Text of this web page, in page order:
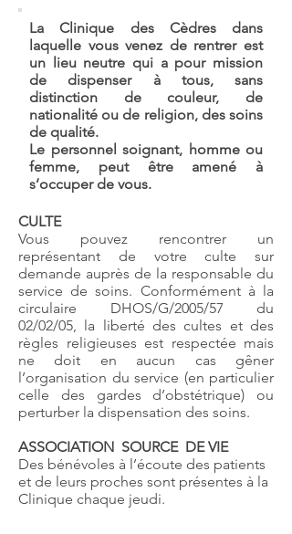
La Clinique des Cèdres dans
laquelle vous venez de rentrer est
un lieu neutre qui a pour mission
de dispenser à tous, sans
distinction de couleur, de
nationalité ou de religion, des soins
de qualité.
Le personnel soignant, homme ou
femme, peut être amené à
s’occuper de vous.
CULTE
Vous pouvez rencontrer un
représentant de votre culte sur
demande auprès de la responsable du
service de soins. Conformément à la
circulaire DHOS/G/2005/57 du
02/02/05, la liberté des cultes et des
règles religieuses est respectée mais
ne doit en aucun cas gêner
l’organisation du service (en particulier
celle des gardes d’obstétrique) ou
perturber la dispensation des soins.
ASSOCIATION SOURCE DE VIE
Des bénévoles à l’écoute des patients
et de leurs proches sont présentes à la
Clinique chaque jeudi.